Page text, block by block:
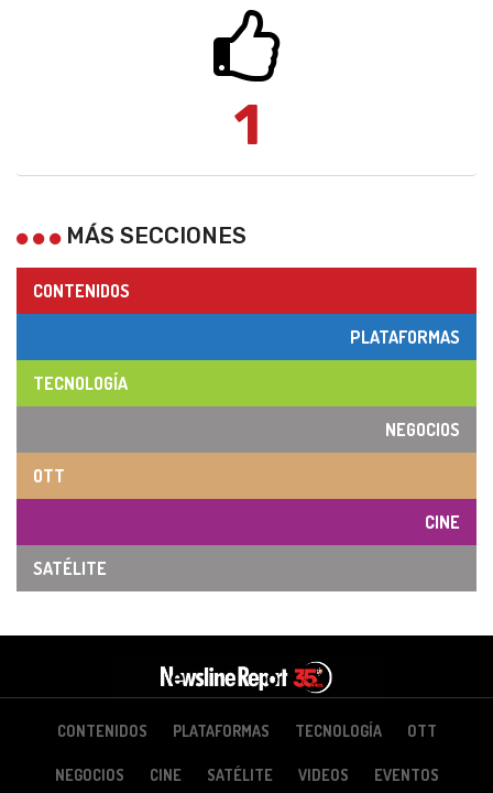
1
MÁS SECCIONES
CONTENIDOS
PLATAFORMAS
TECNOLOGÍA
NEGOCIOS
OTT
CINE
SATÉLITE
CONTENIDOS PLATAFORMAS TECNOLOGÍA OTT
NEGOCIOS CINE SATÉLITE VIDEOS EVENTOS